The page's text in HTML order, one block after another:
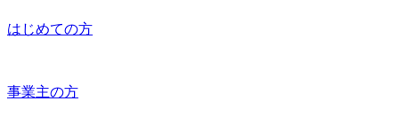
はじめての方
事業主の方